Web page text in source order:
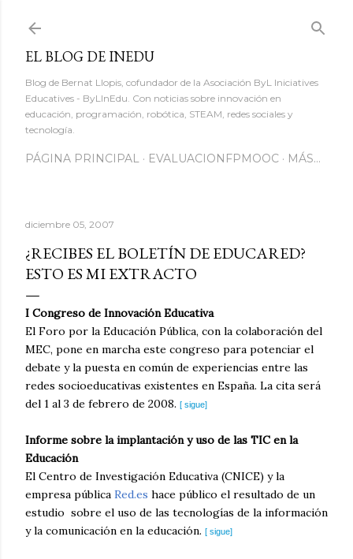
EL BLOG DE INEDU
Blog de Bernat Llopis, cofundador de la Asociación ByL Iniciatives
Educatives - ByLInEdu. Con noticias sobre innovación en
educación, programación, robótica, STEAM, redes sociales y
tecnología.
PÁGINA PRINCIPAL EVALUACIONFPMOOC MÁS…
diciembre 05, 2007
¿RECIBES EL BOLETÍN DE EDUCARED?
ESTO ES MI EXTRACTO
I Congreso de Innovación Educativa
El Foro por la Educación Pública, con la colaboración del
MEC, pone en marcha este congreso para potenciar el
debate y la puesta en común de experiencias entre las
redes socioeducativas existentes en España. La cita será
del 1 al 3 de febrero de 2008. [ sigue]
Informe sobre la implantación y uso de las TIC en la
Educación
El Centro de Investigación Educativa (CNICE) y la
empresa pública Red.es hace público el resultado de un
estudio sobre el uso de las tecnologías de la información
y la comunicación en la educación. [ sigue]